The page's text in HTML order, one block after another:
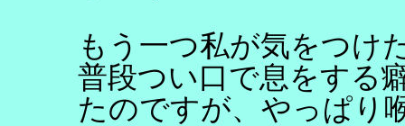
もう一つ私が気をつけ
普段つい口で息をする
たのですが、やっぱり